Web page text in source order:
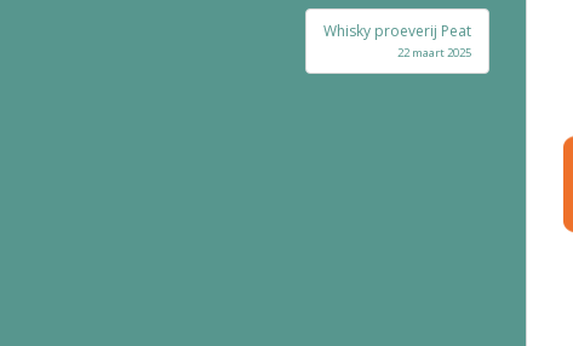
Whisky proeverij Peat
22 maart 2025